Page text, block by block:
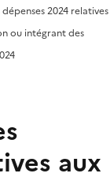
2024 relatives
ou intégrant des
aux